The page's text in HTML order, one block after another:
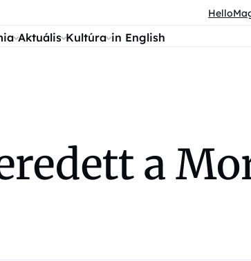
Aktuális Kultúra in English
a